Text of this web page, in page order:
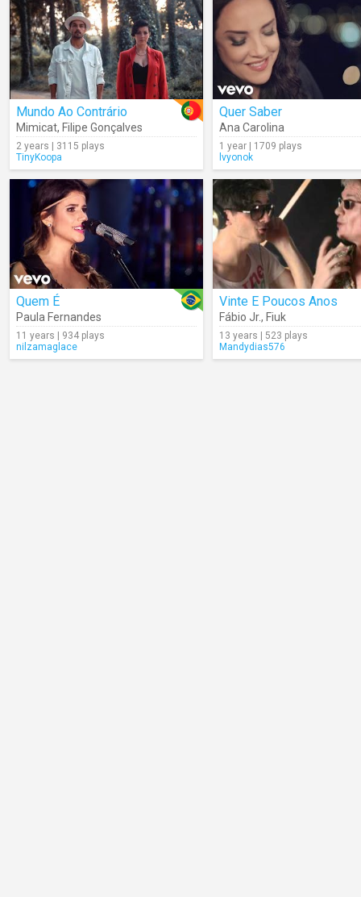
Mundo Ao Contrário
Mimicat, Filipe Gonçalves
2 years | 3115 plays
TinyKoopa
Quer Saber
Ana Carolina
1 year | 1709 plays
lvyonok
Quem É
Paula Fernandes
11 years | 934 plays
nilzamaglace
Vinte E Poucos Anos
Fábio Jr., Fiuk
13 years | 523 plays
Mandydias576